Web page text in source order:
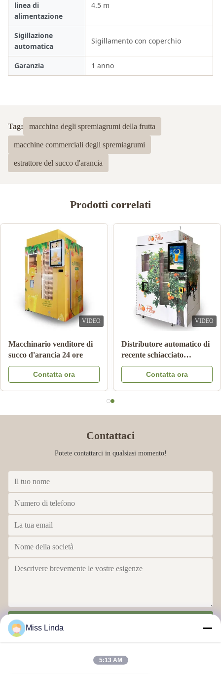
linea di
alimentazione
4.5 m
Sigillazione
automatica
Sigillamento con coperchio
Garanzia 1 anno
Tag: macchina degli spremiagrumi della frutta
macchine commerciali degli spremiagrumi
estrattore del succo d'arancia
Prodotti correlati
VIDEO
Macchinario venditore di
succo d'arancia 24 ore
Contatta ora
VIDEO
Distributore automatico di
recente schiacciato
automatico del succo
d'arancia per l'annuncio
Contatta ora
Contattaci
Potete contattarci in qualsiasi momento!
Miss Linda
5:13 AM